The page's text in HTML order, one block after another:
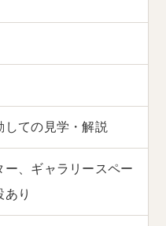
しての見学・解説
、ギャラリースペー
り